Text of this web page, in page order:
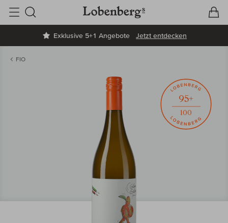
Exklusive 5+1 Angebote Jetzt entdecken
Suche
FIO
95+
100